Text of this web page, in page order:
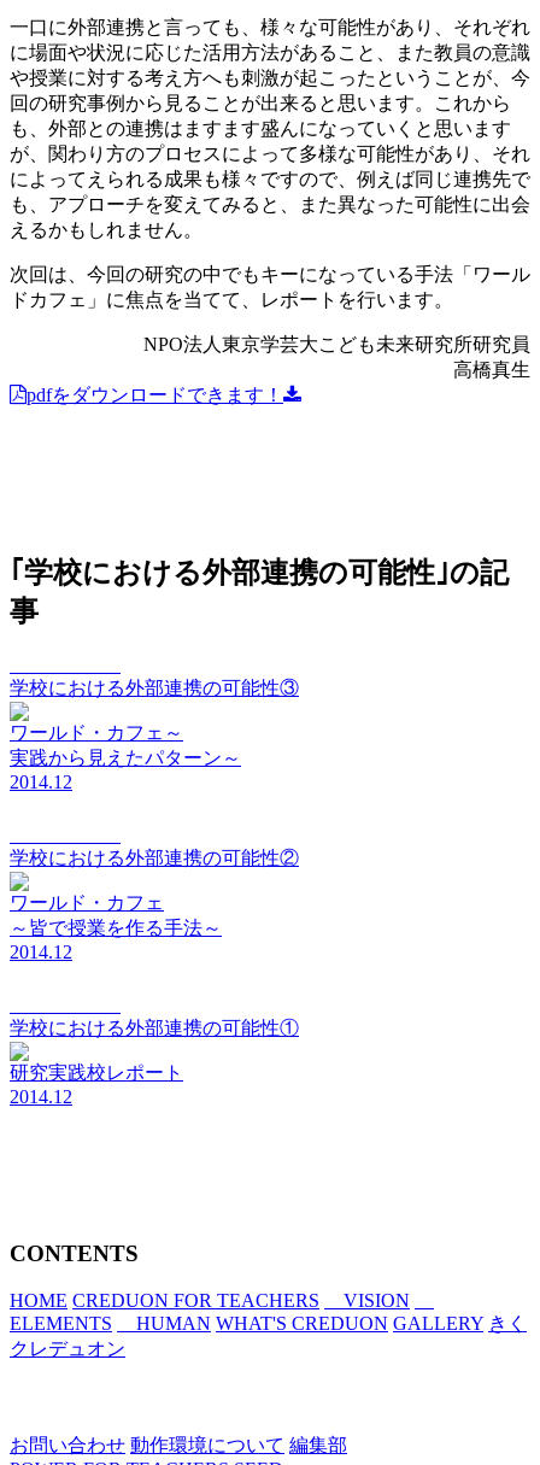
一口に外部連携と言っても、様々な可能性があり、それぞれ
に場面や状況に応じた活用方法があること、また教員の意識
や授業に対する考え方へも刺激が起こったということが、今
回の研究事例から見ることが出来ると思います。これから
も、外部との連携はますます盛んになっていくと思います
が、関わり方のプロセスによって多様な可能性があり、それ
によってえられる成果も様々ですので、例えば同じ連携先で
も、アプローチを変えてみると、また異なった可能性に出会
えるかもしれません。
次回は、今回の研究の中でもキーになっている手法「ワール
ドカフェ」に焦点を当てて、レポートを行います。
NPO法人東京学芸大こども未来研究所研究員
高橋真生
pdfをダウンロードできます！
｢学校における外部連携の可能性｣の記
事
学校における外部連携の可能性③
ワールド・カフェ～
実践から見えたパターン～
2014.12
学校における外部連携の可能性②
ワールド・カフェ
～皆で授業を作る手法～
2014.12
学校における外部連携の可能性①
研究実践校レポート
2014.12
CONTENTS
HOME CREDUON FOR TEACHERS
VISION
ELEMENTS
HUMAN WHAT'S CREDUON GALLERY きく
クレデュオン
お問い合わせ 動作環境について 編集部